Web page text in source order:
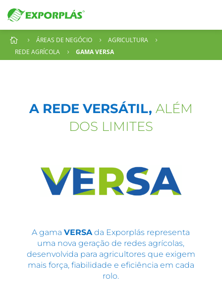
 5 ÁREAS DE NEGÓCIO 5 AGRICULTURA 5
REDE AGRÍCOLA 5 GAMA VERSA
A REDE VERSÁTIL, ALÉM
DOS LIMITES
A gamaVERSA da Exporplás representa
uma nova geração de redes agrícolas,
desenvolvida para agricultores que exigem
mais força, fiabilidade e eficiência em cada
rolo.